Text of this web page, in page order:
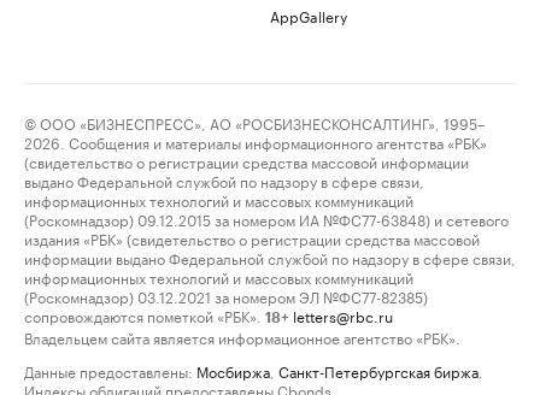
AppGallery
© ООО «БИЗНЕСПРЕСС», АО «РОСБИЗНЕСКОНСАЛТИНГ», 1995–
2026. Сообщения и материалы информационного агентства «РБК»
(свидетельство о регистрации средства массовой информации
выдано Федеральной службой по надзору в сфере связи,
информационных технологий и массовых коммуникаций
(Роскомнадзор) 09.12.2015 за номером ИА №ФС77-63848) и сетевого
издания «РБК» (свидетельство о регистрации средства массовой
информации выдано Федеральной службой по надзору в сфере связи,
информационных технологий и массовых коммуникаций
(Роскомнадзор) 03.12.2021 за номером ЭЛ №ФС77-82385)
сопровождаются пометкой «РБК».
18+ letters@rbc.ru
Владельцем сайта является информационное агентство «РБК».
Данные предоставлены: Мосбиржа Санкт-Петербургская биржа
Индексы облигаций предоставлены Cbonds.